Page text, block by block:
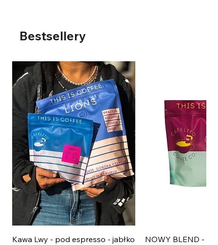
Bestsellery
Kawa Lwy - pod espresso - jabłko NOWY BLEND -